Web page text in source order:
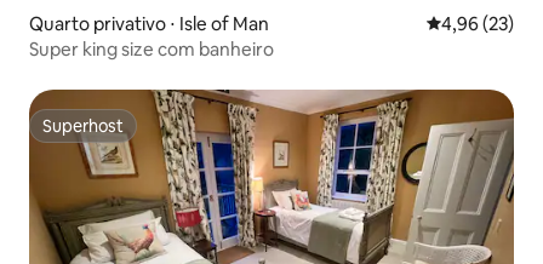
Quarto privativo ⋅ Isle of Man 4,96 de uma
4,96 (23)
Super king size com banheiro
Superhost
Superhost